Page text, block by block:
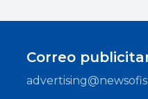
Correo